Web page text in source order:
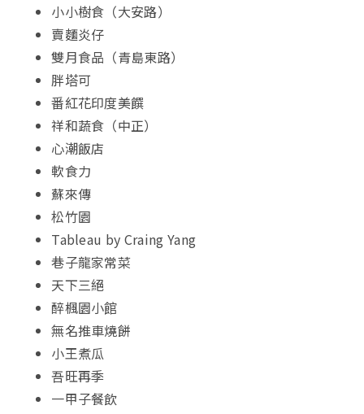
小小樹食（大安路）
賣麵炎仔
雙月食品（青島東路）
胖塔可
番紅花印度美饌
祥和蔬食（中正）
心潮飯店
軟食力
蘇來傳
松竹園
Tableau by Craing Yang
巷子龍家常菜
天下三絕
醉楓園小館
無名推車燒餅
小王煮瓜
吾旺再季
一甲子餐飲